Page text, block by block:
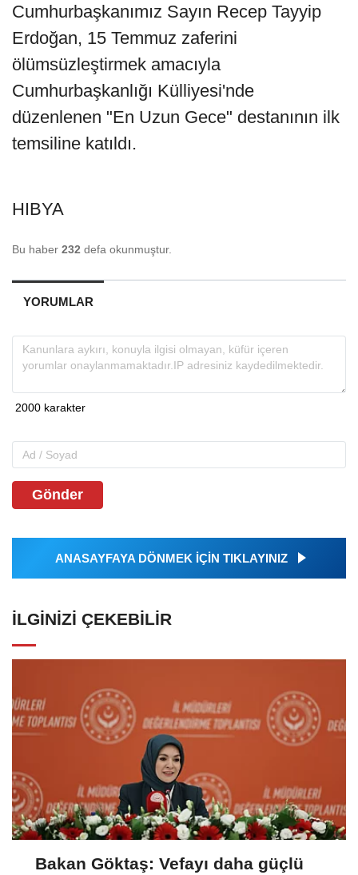
Cumhurbaşkanımız Sayın Recep Tayyip
Erdoğan, 15 Temmuz zaferini
ölümsüzleştirmek amacıyla
Cumhurbaşkanlığı Külliyesi'nde
düzenlenen "En Uzun Gece" destanının ilk
temsiline katıldı.
HIBYA
Bu haber 232 defa okunmuştur.
YORUMLAR
Gönder
ANASAYFAYA DÖNMEK İÇİN TIKLAYINIZ
İLGINIZI ÇEKEBILIR
Bakan Göktaş: Vefayı daha güçlü